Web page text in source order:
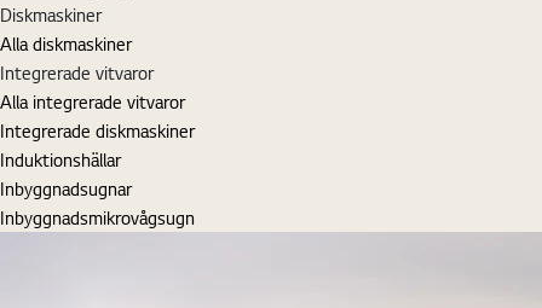
Diskmaskiner
Alla diskmaskiner
Integrerade vitvaror
Alla integrerade vitvaror
Integrerade diskmaskiner
Induktionshällar
Inbyggnadsugnar
Inbyggnadsmikrovågsugn